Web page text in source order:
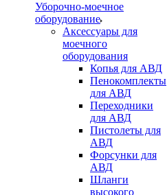
Уборочно-моечное
оборудование
Аксессуары для
моечного
оборудования
Копья для АВД
Пенокомплекты
для АВД
Переходники
для АВД
Пистолеты для
АВД
Форсунки для
АВД
Шланги
высокого